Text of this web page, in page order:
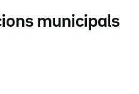
municipals